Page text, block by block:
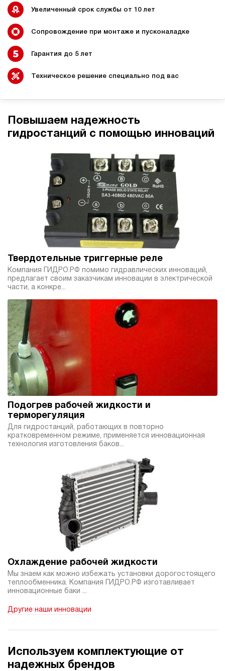
Гидростанции для
промышленного
оборудования
подъемника
Гидростанции для смазки Гидростанции для толкателей
Увеличенный срок службы от 10 лет
Сопровождение при монтаже и пусконаладке
Гарантия до 5 лет
Техническое решение специально под вас
Повышаем надежность
гидростанций с помощью инноваций
Твердотельные триггерные реле
Компания ГИДРО.РФ помимо гидравлических инноваций,
предлагает своим заказчикам инновации в электрической
части, а конкре...
Подогрев рабочей жидкости и
терморегуляция
Для гидростанций, работающих в повторно
кратковременном режиме, применяется инновационная
технология изготовления баков...
Охлаждение рабочей жидкости
Мы знаем как можно избежать установки дорогостоящего
теплообменника. Компания ГИДРО.РФ изготавливает
инновационные баки ...
Другие наши инновации
Используем комплектующие от
надежных брендов